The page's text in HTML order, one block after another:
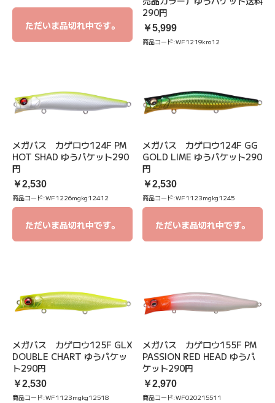
ただいま品切れ中です。
290円
￥5,999
商品コード:WF1219kro12
メガバス カゲロウ124F PM
HOT SHAD ゆうパケット290
円
￥2,530
商品コード:WF1226mgkg12412
ただいま品切れ中です。
メガバス カゲロウ124F GG
GOLD LIME ゆうパケット290
円
￥2,530
商品コード:WF1123mgkg1245
ただいま品切れ中です。
メガバス カゲロウ125F GLX
DOUBLE CHART ゆうパケッ
ト290円
￥2,530
商品コード:WF1123mgkg12518
メガバス カゲロウ155F PM
PASSION RED HEAD ゆうパ
ケット290円
￥2,970
商品コード:WF020215511